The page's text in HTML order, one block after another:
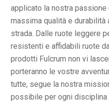
applicato la nostra
massima qualità e
strada. Dalle ruote leggere
resistenti e affidabili ruote
prodotti Fulcrum non vi
porteranno le vostre
tutte, segue la nostra
possibile per ogni disciplina